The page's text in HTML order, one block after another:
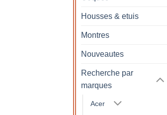
Housses & etuis
Montres
Nouveautes
Recherche par
marques
Acer